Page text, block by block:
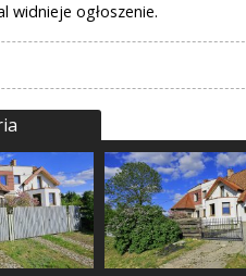
widnieje ogłoszenie.